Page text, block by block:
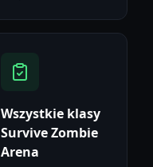
Wszystkie klasy
Survive Zombie
Arena